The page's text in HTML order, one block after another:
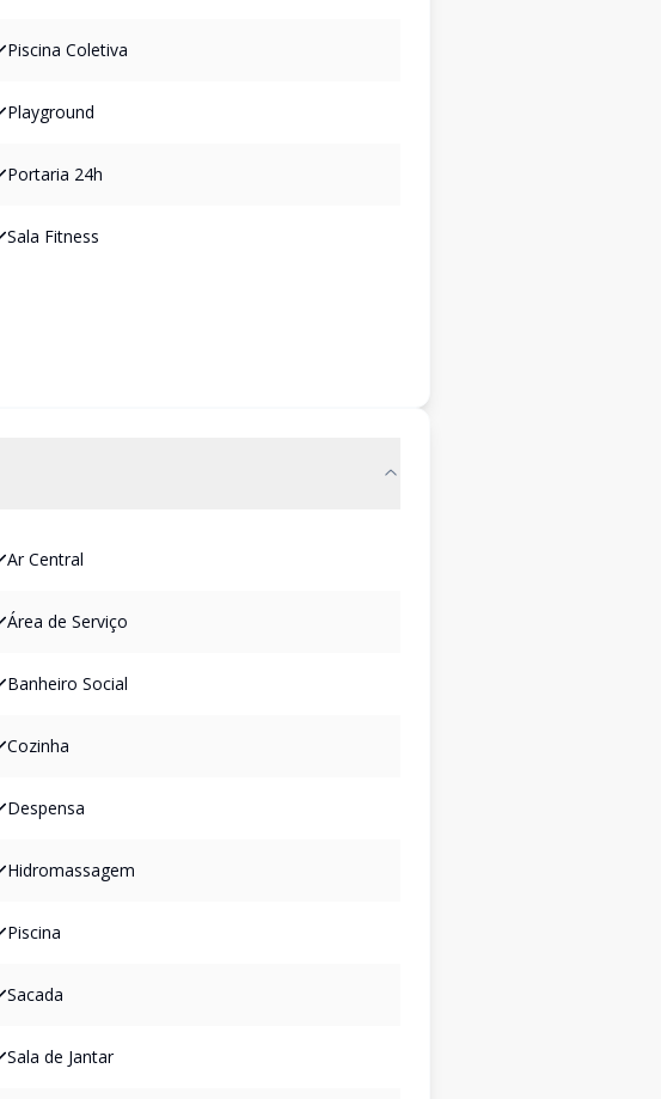
Piscina Coletiva
Playground
Portaria 24h
Sala Fitness
Ar Central
Área de Serviço
Banheiro Social
Cozinha
Despensa
Hidromassagem
Piscina
Sacada
Sala de Jantar